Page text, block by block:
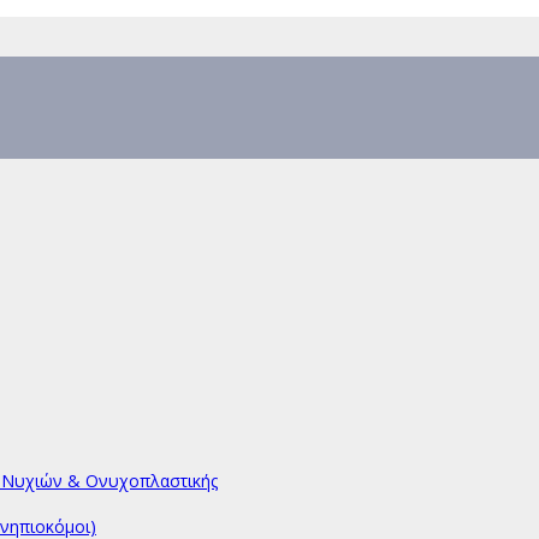
& Ονυχοπλαστικής